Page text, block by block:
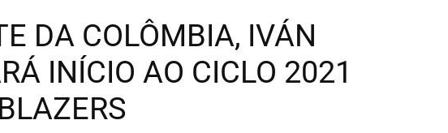
DA COLÔMBIA, IVÁN
INÍCIO AO CICLO 2021